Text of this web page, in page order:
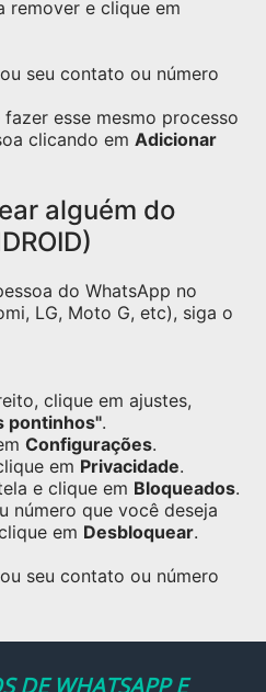
remover e clique em
seu contato ou número
esse mesmo processo
clicando em Adicionar
alguém do
do WhatsApp no
LG, Moto G, etc), siga o
clique em ajustes,
pontinhos".
Configurações.
em Privacidade.
e clique em Bloqueados.
número que você deseja
em Desbloquear.
seu contato ou número
DE WHATSAPP E